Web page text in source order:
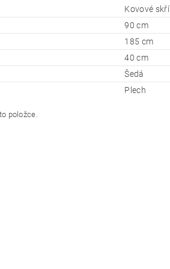
Kovové
90 cm
185 cm
40 cm
Šedá
Plech
položce.